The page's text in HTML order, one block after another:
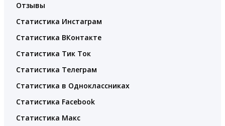
Отзывы
Статистика Инстаграм
Статистика ВКонтакте
Статистика Тик Ток
Статистика Телеграм
Статистика в Одноклассниках
Статистика Facebook
Статистика Макс